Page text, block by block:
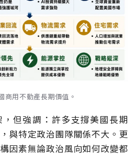
商用不動產長期價值。
但強調：許多支撐美國長期
與特定政治團隊關係不大。更
因素無論政治風向如何改變都